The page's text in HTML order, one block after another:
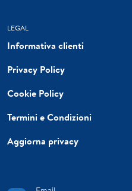
LEGAL
Informativa clienti
Privacy Policy
Cookie Policy
Termini e Condizioni
Aggiorna privacy